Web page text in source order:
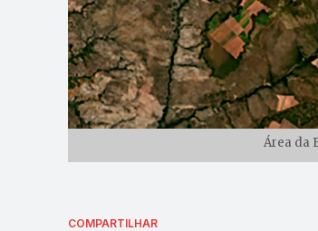
Área da
COMPARTILHAR